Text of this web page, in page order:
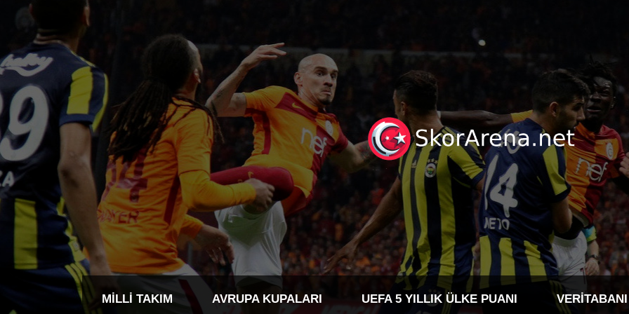
MILLI TAKIM AVRUPA KUPALARI UEFA 5 YILLIK ÜLKE PUANI VERITABANI